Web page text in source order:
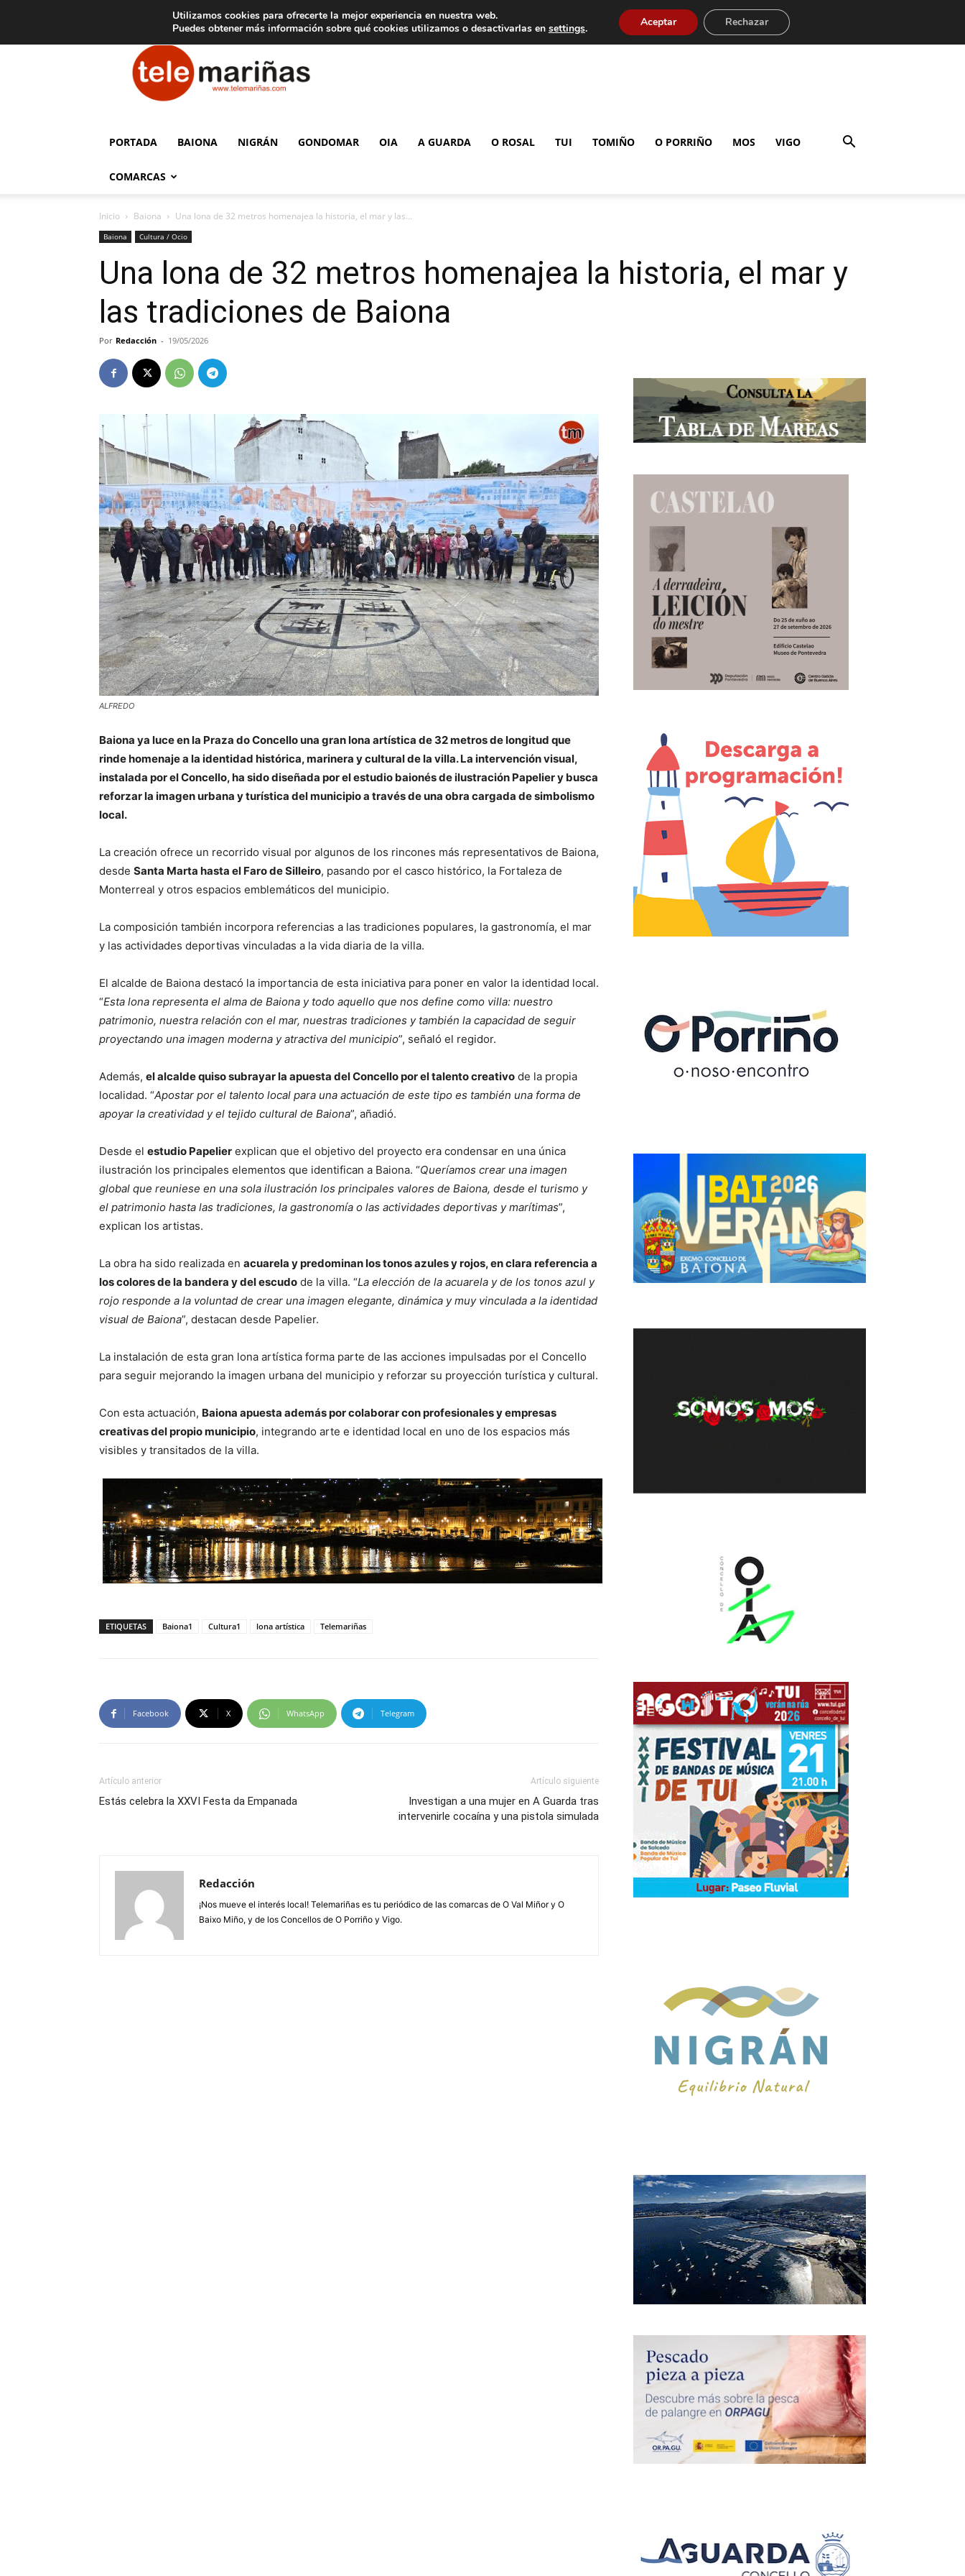
Aviso legal Tarifas de publicidad
Telemariñas
PORTADA BAIONA NIGRÁN GONDOMAR OIA A GUARDA O ROSAL TUI TOMIÑO O PORRIÑO MOS VIGO
COMARCAS
Inicio Baiona Una lona de 32 metros homenajea la historia, el mar y las...
Baiona Cultura / Ocio
Una lona de 32 metros homenajea la historia, el mar y
las tradiciones de Baiona
Por Redacción - 19/05/2026
ALFREDO
Baiona ya luce en la Praza do Concello una gran lona artística de 32 metros de longitud que
rinde homenaje a la identidad histórica, marinera y cultural de la villa. La intervención visual,
instalada por el Concello, ha sido diseñada por el estudio baionés de ilustración Papelier y busca
reforzar la imagen urbana y turística del municipio a través de una obra cargada de simbolismo
local.
La creación ofrece un recorrido visual por algunos de los rincones más representativos de Baiona,
desde Santa Marta hasta el Faro de Silleiro, pasando por el casco histórico, la Fortaleza de
Monterreal y otros espacios emblemáticos del municipio.
La composición también incorpora referencias a las tradiciones populares, la gastronomía, el mar
y las actividades deportivas vinculadas a la vida diaria de la villa.
El alcalde de Baiona destacó la importancia de esta iniciativa para poner en valor la identidad local.
“Esta lona representa el alma de Baiona y todo aquello que nos define como villa: nuestro
patrimonio, nuestra relación con el mar, nuestras tradiciones y también la capacidad de seguir
proyectando una imagen moderna y atractiva del municipio”, señaló el regidor.
Además, el alcalde quiso subrayar la apuesta del Concello por el talento creativo de la propia
localidad. “Apostar por el talento local para una actuación de este tipo es también una forma de
apoyar la creatividad y el tejido cultural de Baiona”, añadió.
Desde el estudio Papelier explican que el objetivo del proyecto era condensar en una única
ilustración los principales elementos que identifican a Baiona. “Queríamos crear una imagen
global que reuniese en una sola ilustración los principales valores de Baiona, desde el turismo y
el patrimonio hasta las tradiciones, la gastronomía o las actividades deportivas y marítimas”,
explican los artistas.
La obra ha sido realizada en acuarela y predominan los tonos azules y rojos, en clara referencia a
los colores de la bandera y del escudo de la villa. “La elección de la acuarela y de los tonos azul y
rojo responde a la voluntad de crear una imagen elegante, dinámica y muy vinculada a la identidad
visual de Baiona”, destacan desde Papelier.
La instalación de esta gran lona artística forma parte de las acciones impulsadas por el Concello
para seguir mejorando la imagen urbana del municipio y reforzar su proyección turística y cultural.
Con esta actuación, Baiona apuesta además por colaborar con profesionales y empresas
creativas del propio municipio, integrando arte e identidad local en uno de los espacios más
visibles y transitados de la villa.
ETIQUETAS Baiona1 Cultura1 lona artística Telemariñas
Facebook X WhatsApp Telegram
Artículo anterior
Estás celebra la XXVI Festa da Empanada
Artículo siguiente
Investigan a una mujer en A Guarda tras
intervenirle cocaína y una pistola simulada
Redacción
¡Nos mueve el interés local! Telemariñas es tu periódico de las comarcas de O Val Miñor y O
Baixo Miño, y de los Concellos de O Porriño y Vigo.
Utilizamos cookies para ofrecerte la mejor experiencia en nuestra web.
Puedes obtener más información sobre qué cookies utilizamos o desactivarlas en settings. Aceptar Rechazar